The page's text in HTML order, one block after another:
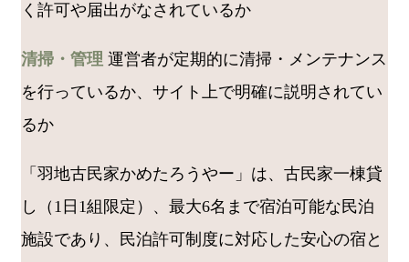
く許可や届出がなされているか
清掃・管理 運営者が定期的に清掃・メンテナンス
を行っているか、サイト上で明確に説明されてい
るか
「羽地古民家かめたろうやー」は、古民家一棟貸
し（1日1組限定）、最大6名まで宿泊可能な民泊
施設であり、民泊許可制度に対応した安心の宿と